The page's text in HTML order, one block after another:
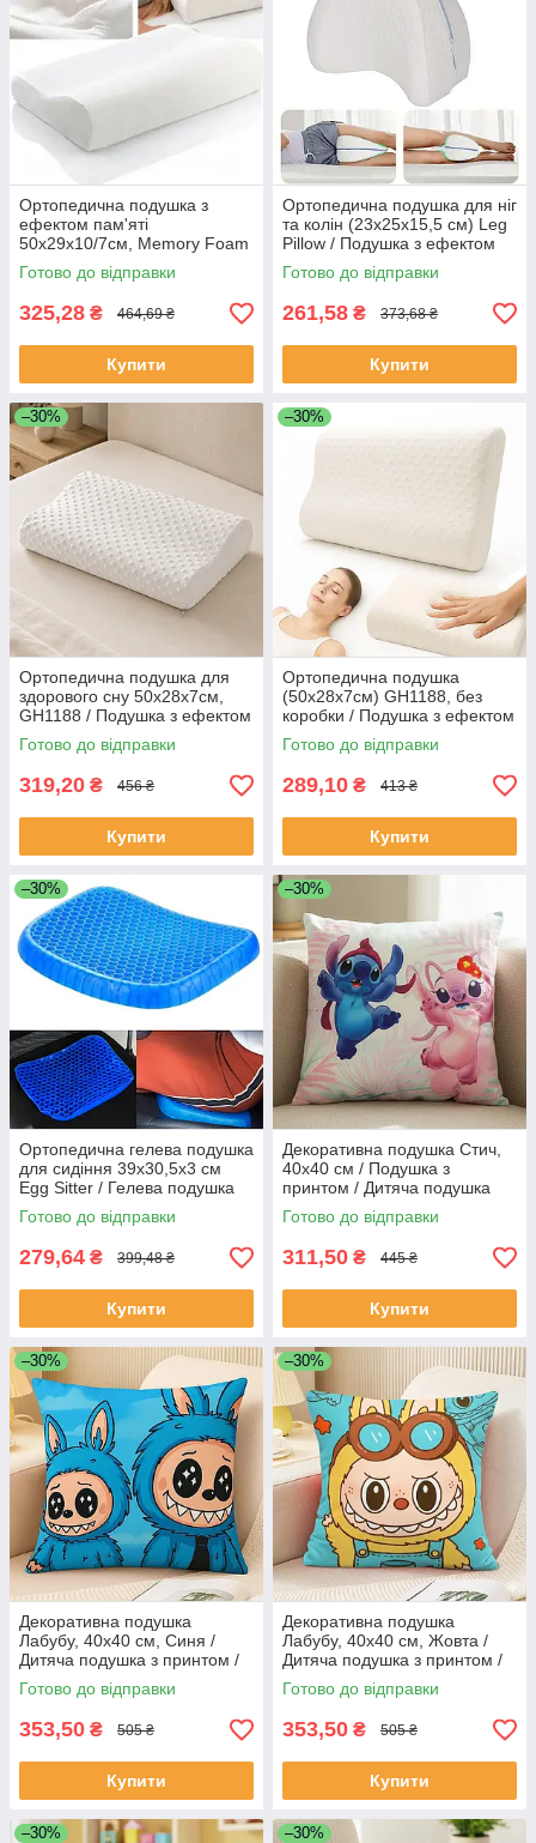
Ортопедична подушка з
ефектом пам'яті
50x29x10/7см, Memory Foam
Pillow / Подушка ортопедична
для сну
Готово до відправки
325,28 ₴ 464,69 ₴
Купити
Ортопедична подушка для ніг
та колін (23х25х15,5 см) Leg
Pillow / Подушка з ефектом
пам'яті
Готово до відправки
261,58 ₴ 373,68 ₴
Купити
–30%
Ортопедична подушка для
здорового сну 50х28х7см,
GH1188 / Подушка з ефектом
пам'яті / Подушка анатомічна
Готово до відправки
319,20 ₴ 456 ₴
Купити
–30%
Ортопедична подушка
(50х28х7см) GH1188, без
коробки / Подушка з ефектом
пам'яті / Подушка анатомічна
Готово до відправки
289,10 ₴ 413 ₴
Купити
–30%
Ортопедична гелева подушка
для сидіння 39х30,5х3 см
Egg Sitter / Гелева подушка
на стілець з чохлом
Готово до відправки
279,64 ₴ 399,48 ₴
Купити
–30%
Декоративна подушка Стич,
40х40 см / Подушка з
принтом / Дитяча подушка
Готово до відправки
311,50 ₴ 445 ₴
Купити
–30%
Декоративна подушка
Лабубу, 40х40 см, Синя /
Дитяча подушка з принтом /
Подушка 3D
Готово до відправки
353,50 ₴ 505 ₴
Купити
–30%
Декоративна подушка
Лабубу, 40х40 см, Жовта /
Дитяча подушка з принтом /
Подушка 3D
Готово до відправки
353,50 ₴ 505 ₴
Купити
–30% –30%